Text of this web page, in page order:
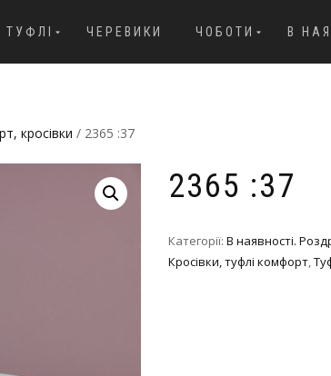
ТУФЛІ ЧЕРЕВИКИ ЧОБОТИ В
кросівки / 2365 :37
2365 :37
Категорії: В наявності.
Кросівки, туфлі комфорт,